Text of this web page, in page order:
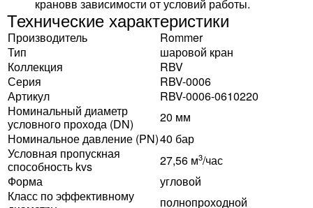
крановв зависимости от условий работы.
Технические характеристики
Производитель
Rommer
Тип
шаровой кран
Коллекция
RBV
Серия
RBV-0006
Артикул
RBV-0006-0610220
Номинальный диаметр
условного прохода (DN)
20 мм
Номинальное давление (PN)40 бар
Условная пропускная
способность kvs
27,56 м3/час
Форма
угловой
Класс по эффективному
полнопроходной